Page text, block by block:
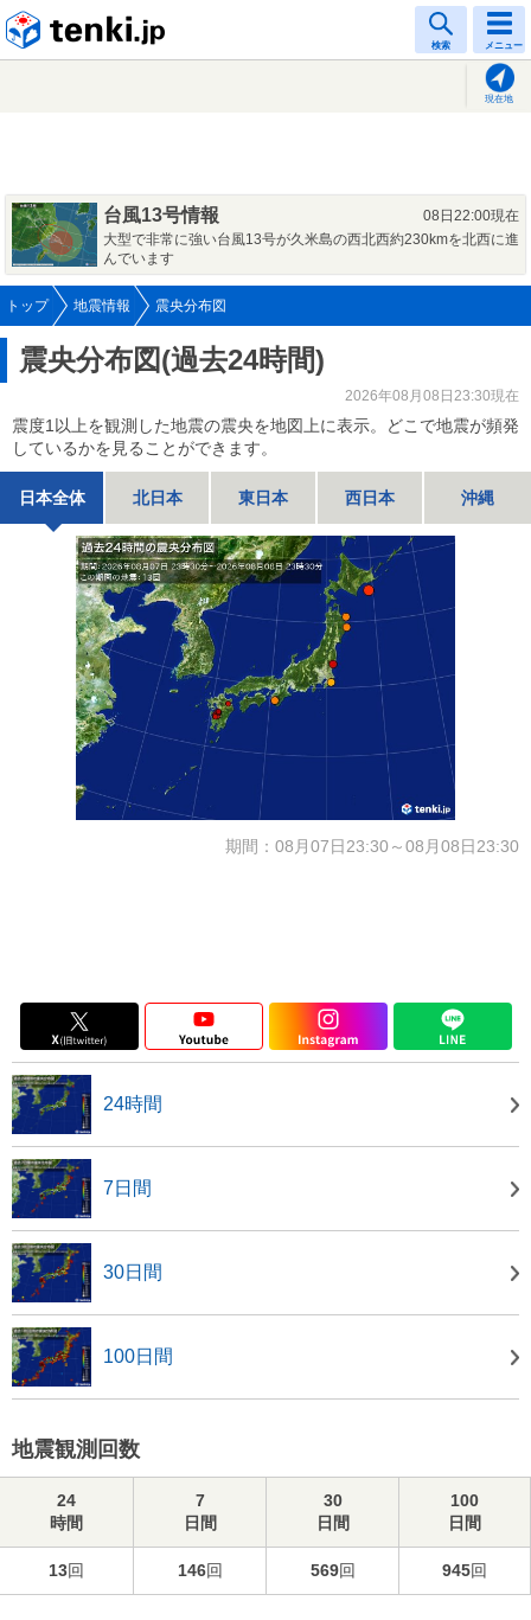
検索 メニュー
現在地
台風13号情報
08日22:00現在
大型で非常に強い台風13号が久米島の西北西約230kmを北西に進
んでいます
トップ 地震情報 震央分布図
震央分布図(過去24時間)
2026年08月08日23:30現在
震度1以上を観測した地震の震央を地図上に表示。どこで地震が頻発
しているかを見ることができます。
日本全体 北日本 東日本 西日本 沖縄
期間：08月07日23:30～08月08日23:30
24時間
7日間
30日間
100日間
地震観測回数
24
時間
7
日間
30
日間
100
日間
13回 146回 569回 945回